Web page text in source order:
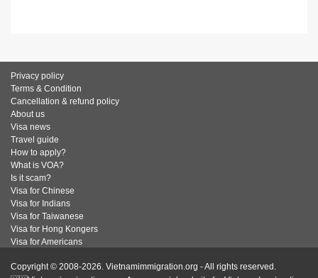
Privacy policy
Terms & Condition
Cancellation & refund policy
About us
Visa news
Travel guide
How to apply?
What is VOA?
Is it scam?
Visa for Chinese
Visa for Indians
Visa for Taiwanese
Visa for Hong Kongers
Visa for Americans
Copyright © 2008-2026. Vietnamimmigration.org - All rights reserved.